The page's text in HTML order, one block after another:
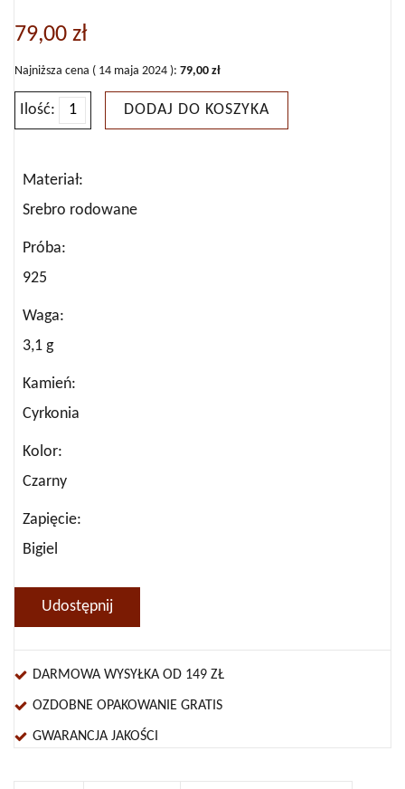
79,00 zł
Najniższa cena ( 14 maja 2024 ): 79,00 zł
Ilość:
ilość
CYRKONIAMI
DODAJ DO KOSZYKA
Materiał
Srebro rodowane
Próba
925
Waga
3,1 g
Kamień
Cyrkonia
Kolor
Czarny
Zapięcie
Bigiel
Udostępnij
DARMOWA WYSYŁKA OD 149 ZŁ
OZDOBNE OPAKOWANIE GRATIS
GWARANCJA JAKOŚCI